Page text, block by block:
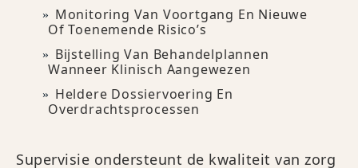
Monitoring Van Voortgang En Nieuwe
Of Toenemende Risico’s
Bijstelling Van Behandelplannen
Wanneer Klinisch Aangewezen
Heldere Dossiervoering En
Overdrachtsprocessen
Supervisie ondersteunt de kwaliteit van zorg